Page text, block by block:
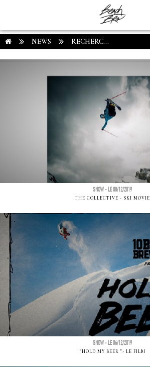
NEWS RECHERC...
SNOW - LE 08/12/2019
THE COLLECTIVE - SKI MOVIE
SNOW - LE 06/12/2019
"HOLD MY BEER "- LE FILM